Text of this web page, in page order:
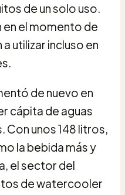
de un solo uso.
el momento de
utilizar incluso en
de nuevo en
cápita de aguas
Con unos 148 litros,
la bebida más y
el sector del
de watercooler